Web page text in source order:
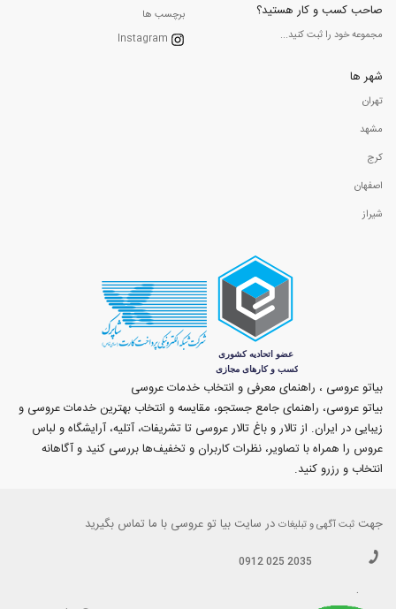
صاحب کسب و کار هستید؟
مجموعه خود را ثبت کنید...
برچسب ها
Instagram
شهر ها
تهران
مشهد
کرج
اصفهان
شیراز
بیاتو عروسی ، راهنمای معرفی و انتخاب خدمات عروسی
بیاتو عروسی، راهنمای جامع جستجو، مقایسه و انتخاب بهترین خدمات عروسی و
زیبایی در ایران. از تالار و باغ تالار عروسی تا تشریفات، آتلیه، آرایشگاه و لباس
عروس را همراه با تصاویر، نظرات کاربران و تخفیف‌ها بررسی کنید و آگاهانه
انتخاب و رزرو کنید.
جهت ثبت آگهی و تبلیغات در سایت بیا تو عروسی با ما تماس بگیرید
0912 025 2035
.